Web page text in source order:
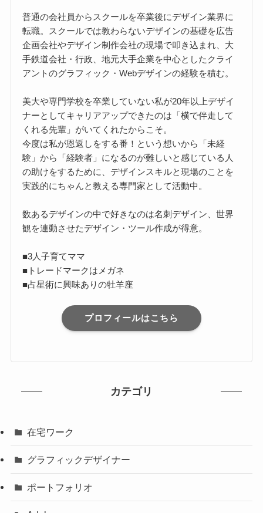
普通の会社員からスクールを卒業後にデザイン業界に
転職。スクールでは教わらないデザインの基礎を広告
企画会社やデザイン制作会社の現場で叩き込まれ、大
手鉄道会社・行政、地元大手企業を中心としたクライ
アントのグラフィック・Webデザインの経験を積む。
美大や専門学校を卒業していない私が20年以上デザイ
ナーとしてキャリアアップできたのは「横で伴走して
くれる先輩」がいてくれたからこそ。
今度は私が恩返しをする番！という想いから「未経
験」から「経験者」になるのが難しいと感じている人
の助けをするために、デザインスキルと現場のことを
実践的にちゃんと教える専門家として活動中。
数あるデザインの中で好きなのは名刺デザイン、世界
観を連動させたデザイン・ツール作成が得意。
■3人子育てママ
■トレードマークはメガネ
■占星術に興味ありの牡羊座
プロフィールはこちら
カテゴリ
在宅ワーク
グラフィックデザイナー
ポートフォリオ